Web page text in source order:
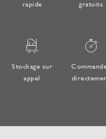
rapide gratuits
Stockage sur
appel